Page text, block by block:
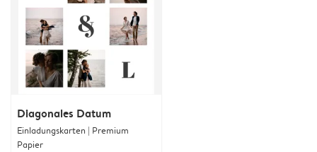
Diagonales Datum
Einladungskarten | Premium
Papier